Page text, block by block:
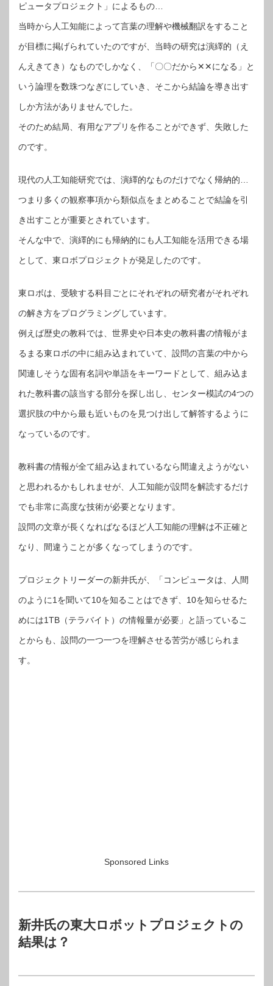
ピュータプロジェクト」によるもの…
当時から人工知能によって言葉の理解や機械翻訳をすること
が目標に掲げられていたのですが、当時の研究は演繹的（え
んえきてき）なものでしかなく、「〇〇だから✕✕になる」と
いう論理を数珠つなぎにしていき、そこから結論を導き出す
しか方法がありませんでした。
そのため結局、有用なアプリを作ることができず、失敗した
のです。
現代の人工知能研究では、演繹的なものだけでなく帰納的…
つまり多くの観察事項から類似点をまとめることで結論を引
き出すことが重要とされています。
そんな中で、演繹的にも帰納的にも人工知能を活用できる場
として、東ロボプロジェクトが発足したのです。
東ロボは、受験する科目ごとにそれぞれの研究者がそれぞれ
の解き方をプログラミングしています。
例えば歴史の教科では、世界史や日本史の教科書の情報がま
るまる東ロボの中に組み込まれていて、設問の言葉の中から
関連しそうな固有名詞や単語をキーワードとして、組み込ま
れた教科書の該当する部分を探し出し、センター模試の4つの
選択肢の中から最も近いものを見つけ出して解答するように
なっているのです。
教科書の情報が全て組み込まれているなら間違えようがない
と思われるかもしれませが、人工知能が設問を解読するだけ
でも非常に高度な技術が必要となります。
設問の文章が長くなればなるほど人工知能の理解は不正確と
なり、間違うことが多くなってしまうのです。
プロジェクトリーダーの新井氏が、「コンピュータは、人間
のように1を聞いて10を知ることはできず、10を知らせるた
めには1TB（テラバイト）の情報量が必要」と語っているこ
とからも、設問の一つ一つを理解させる苦労が感じられま
す。
Sponsored Links
新井氏の東大ロボットプロジェクトの
結果は？